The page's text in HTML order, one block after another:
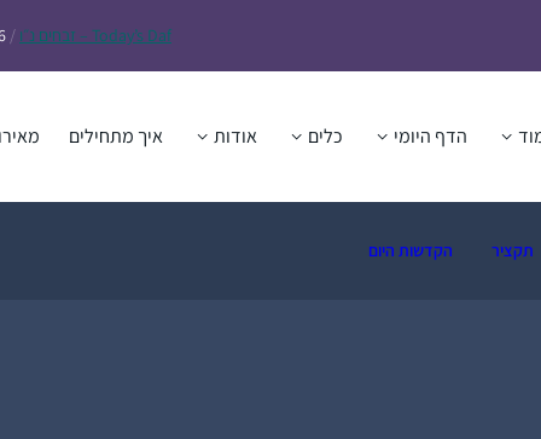
Today’s Daf – זבחים נ״ו /
הדף היומי כלים אודות איך מתחילים
תקציר הקדשות היום